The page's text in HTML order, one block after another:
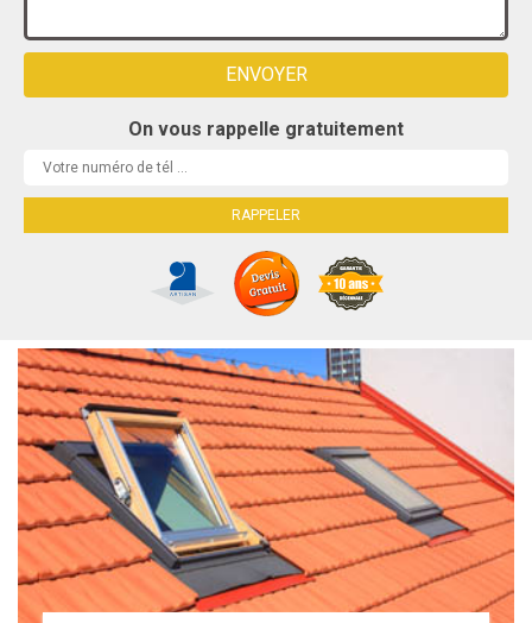
On vous rappelle gratuitement